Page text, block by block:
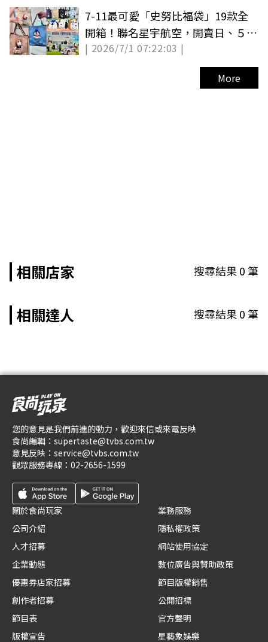
7-11最可愛「史努比福袋」19款全
開箱！聯名星宇航空，開賣日、５大
價格一覽
| 2026/7/1 07:22:03 |
More
相關店家 搜尋結果0筆
相關達人 搜尋結果0筆
您的意見是我們前進的動力，歡迎來信或來電反映
食尚編輯： supertaste@tvbs.com.tw
意見反映： service@tvbs.com.tw
觀眾服務專線： 02-2656-1599
關於食尚玩家
公司介紹
人才招募
企業動態
優惠券店家招募
創作者招募
節目表
版權宣告
業務服務
隱私權政策
網站使用協定
數位廣告與贊助政策
節目版權銷售
公開招標
官方聲明
星藝象娛樂